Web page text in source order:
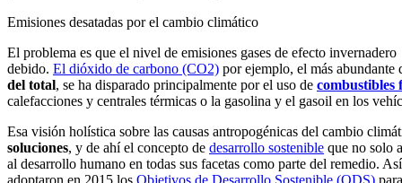
Emisiones desatadas por el cambio climático
El problema es que el nivel de emisiones gases de efecto
debido. El dióxido de carbono (CO2) por ejemplo, el más abundante
del total, se ha disparado principalmente por el uso de combustibles
calefacciones y centrales térmicas o la gasolina y el gasoil en los
Esa visión holística sobre las causas antropogénicas del cambio
soluciones, y de ahí el concepto de desarrollo sostenible que no solo
al desarrollo humano en todas sus facetas como parte del remedio.
adoptaron en 2015 los Objetivos de Desarrollo Sostenible (ODS)